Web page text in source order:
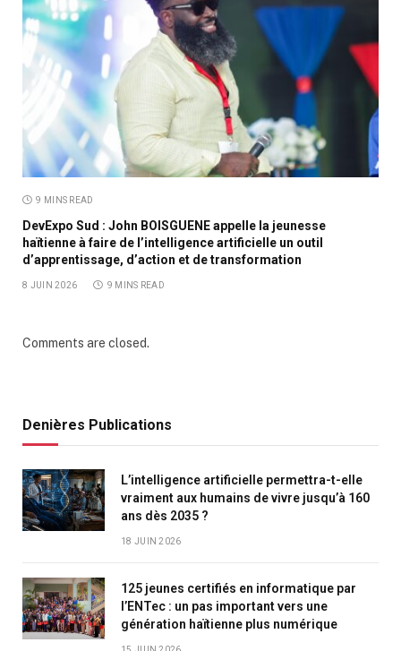
9 MINS READ
DevExpo Sud : John BOISGUENE appelle la jeunesse
haïtienne à faire de l’intelligence artificielle un outil
d’apprentissage, d’action et de transformation
8 JUIN 2026 9 MINS READ
Comments are closed.
Denières Publications
L’intelligence artificielle permettra-t-elle
vraiment aux humains de vivre jusqu’à 160
ans dès 2035 ?
18 JUIN 2026
125 jeunes certifiés en informatique par
l’ENTec : un pas important vers une
génération haïtienne plus numérique